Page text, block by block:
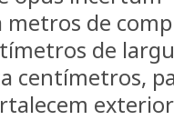
de
de
centímetros,